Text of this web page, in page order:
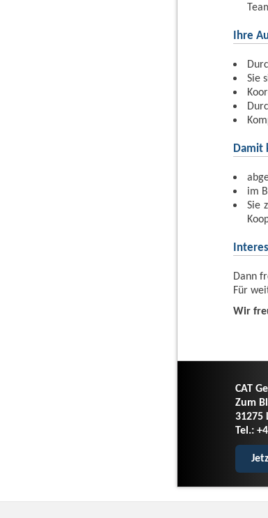
Ihre
Sie
Damit
im
Sie
Dann
Für
Wir
CAT
Zum
31275
Tel.: